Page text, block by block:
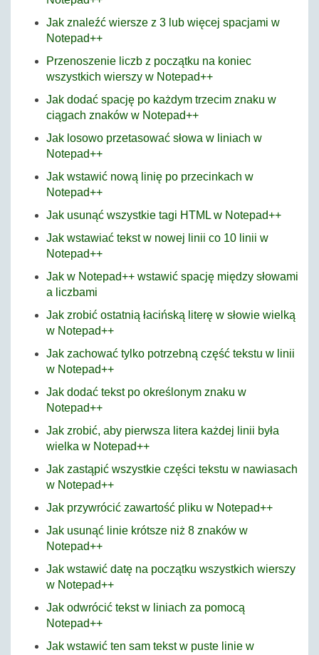
Jak znaleźć wiersze z 3 lub więcej spacjami w
Notepad++
Przenoszenie liczb z początku na koniec
wszystkich wierszy w Notepad++
Jak dodać spację po każdym trzecim znaku w
ciągach znaków w Notepad++
Jak losowo przetasować słowa w liniach w
Notepad++
Jak wstawić nową linię po przecinkach w
Notepad++
Jak usunąć wszystkie tagi HTML w Notepad++
Jak wstawiać tekst w nowej linii co 10 linii w
Notepad++
Jak w Notepad++ wstawić spację między słowami
a liczbami
Jak zrobić ostatnią łacińską literę w słowie wielką
w Notepad++
Jak zachować tylko potrzebną część tekstu w linii
w Notepad++
Jak dodać tekst po określonym znaku w
Notepad++
Jak zrobić, aby pierwsza litera każdej linii była
wielka w Notepad++
Jak zastąpić wszystkie części tekstu w nawiasach
w Notepad++
Jak przywrócić zawartość pliku w Notepad++
Jak usunąć linie krótsze niż 8 znaków w
Notepad++
Jak wstawić datę na początku wszystkich wierszy
w Notepad++
Jak odwrócić tekst w liniach za pomocą
Notepad++
Jak wstawić ten sam tekst w puste linie w